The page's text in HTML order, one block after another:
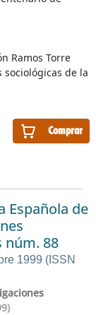
Comprar
Ramos Torre
sociológicas de la
Española de
núm. 88
1999 (ISSN